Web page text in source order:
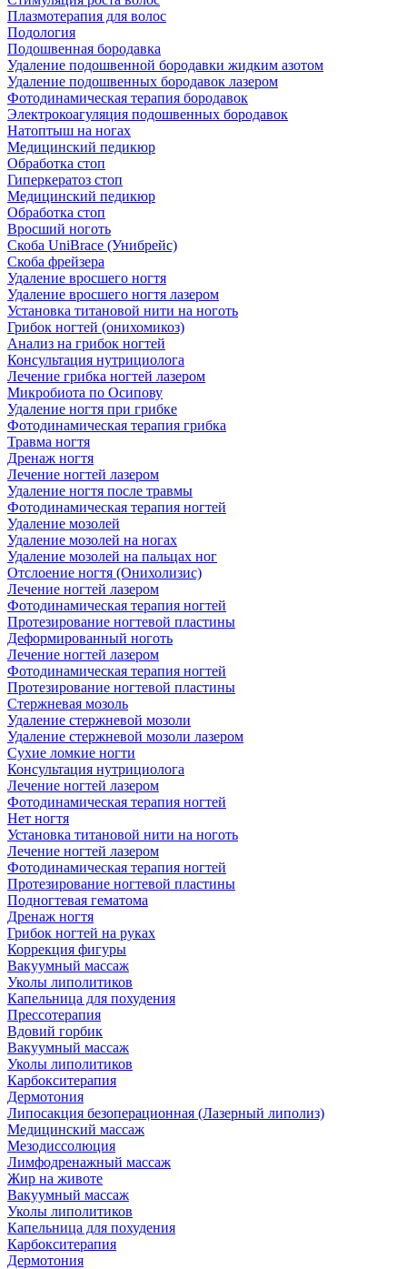
Плазмотерапия для волос
Подология
Подошвенная бородавка
Удаление подошвенной бородавки жидким азотом
Удаление подошвенных бородавок лазером
Фотодинамическая терапия бородавок
Электрокоагуляция подошвенных бородавок
Натоптыш на ногах
Медицинский педикюр
Обработка стоп
Гиперкератоз стоп
Медицинский педикюр
Обработка стоп
Вросший ноготь
Скоба UniBrace (Унибрейс)
Скоба фрейзера
Удаление вросшего ногтя
Удаление вросшего ногтя лазером
Установка титановой нити на ноготь
Грибок ногтей (онихомикоз)
Анализ на грибок ногтей
Консультация нутрициолога
Лечение грибка ногтей лазером
Микробиота по Осипову
Удаление ногтя при грибке
Фотодинамическая терапия грибка
Травма ногтя
Дренаж ногтя
Лечение ногтей лазером
Удаление ногтя после травмы
Фотодинамическая терапия ногтей
Удаление мозолей
Удаление мозолей на ногах
Удаление мозолей на пальцах ног
Отслоение ногтя (Онихолизис)
Лечение ногтей лазером
Фотодинамическая терапия ногтей
Протезирование ногтевой пластины
Деформированный ноготь
Лечение ногтей лазером
Фотодинамическая терапия ногтей
Протезирование ногтевой пластины
Стержневая мозоль
Удаление стержневой мозоли
Удаление стержневой мозоли лазером
Сухие ломкие ногти
Консультация нутрициолога
Лечение ногтей лазером
Фотодинамическая терапия ногтей
Нет ногтя
Установка титановой нити на ноготь
Лечение ногтей лазером
Фотодинамическая терапия ногтей
Протезирование ногтевой пластины
Подногтевая гематома
Дренаж ногтя
Грибок ногтей на руках
Коррекция фигуры
Вакуумный массаж
Уколы липолитиков
Капельница для похудения
Прессотерапия
Вдовий горбик
Вакуумный массаж
Уколы липолитиков
Карбокситерапия
Дермотония
Липосакция безоперационная (Лазерный липолиз)
Медицинский массаж
Мезодиссолюция
Лимфодренажный массаж
Жир на животе
Вакуумный массаж
Уколы липолитиков
Капельница для похудения
Карбокситерапия
Дермотония